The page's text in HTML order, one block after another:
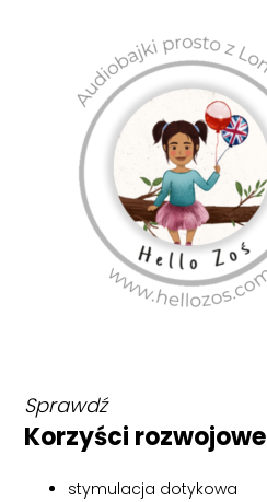
Sprawdź
Korzyści rozwojowe
stymulacja dotykowa